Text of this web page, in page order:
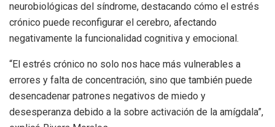
neurobiológicas del síndrome, destacando cómo el estrés
crónico puede reconfigurar el cerebro, afectando
negativamente la funcionalidad cognitiva y emocional.
“El estrés crónico no solo nos hace más vulnerables a
errores y falta de concentración, sino que también puede
desencadenar patrones negativos de miedo y
desesperanza debido a la sobre activación de la amígdala”,